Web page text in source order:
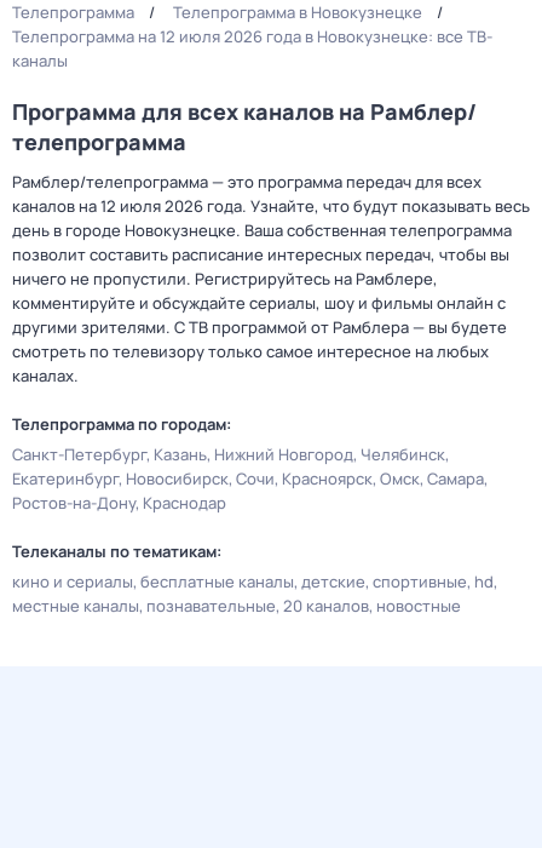
Телепрограмма
Телепрограмма в Новокузнецке
Телепрограмма на 12 июля 2026 года в Новокузнецке: все ТВ-
каналы
Программа для всех каналов на Рамблер/
телепрограмма
Рамблер/телепрограмма — это программа передач для всех
каналов на 12 июля 2026 года. Узнайте, что будут показывать весь
день в городе Новокузнецке. Ваша собственная телепрограмма
позволит составить расписание интересных передач, чтобы вы
ничего не пропустили. Регистрируйтесь на Рамблере,
комментируйте и обсуждайте сериалы, шоу и фильмы онлайн с
другими зрителями. С ТВ программой от Рамблера — вы будете
смотреть по телевизору только самое интересное на любых
каналах.
Телепрограмма по городам:
Санкт-Петербург Казань Нижний Новгород Челябинск
Екатеринбург Новосибирск Сочи Красноярск Омск Самара
Ростов-на-Дону Краснодар
Телеканалы по тематикам:
кино и сериалы бесплатные каналы детские спортивные hd
местные каналы познавательные 20 каналов новостные